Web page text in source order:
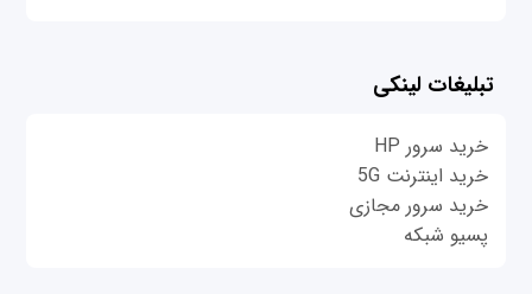
تبلیغات لینکی
خرید سرور HP
خرید اینترنت 5G
خرید سرور مجازی
پسیو شبکه